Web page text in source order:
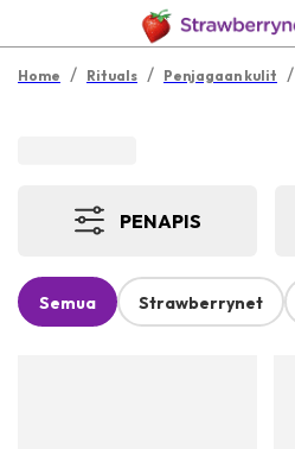
Home / Rituals / Penjagaan kulit /
PENAPIS
Semua Strawberrynet